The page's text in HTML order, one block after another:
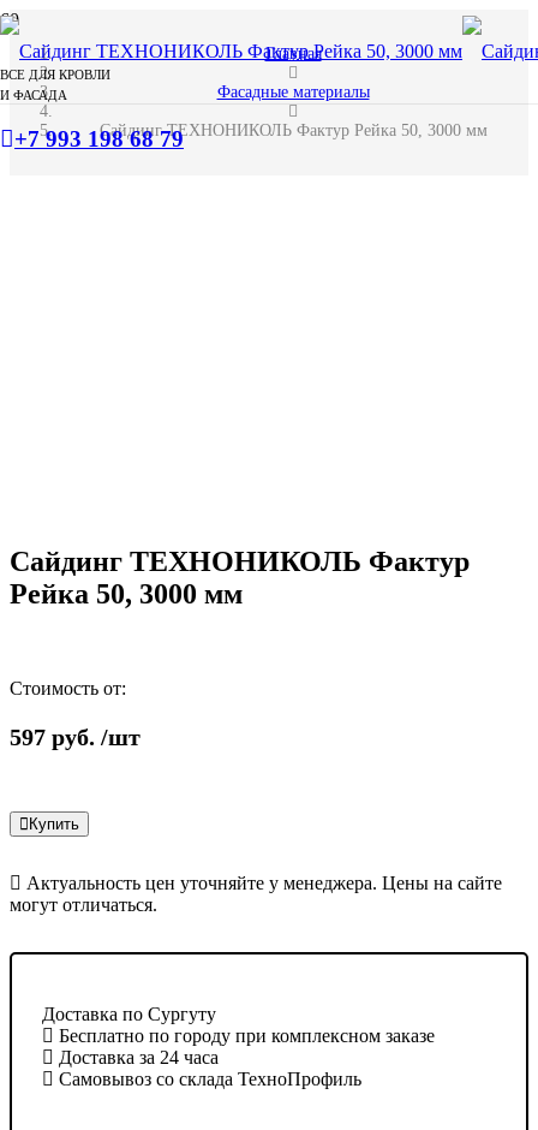
ВСЕ ДЛЯ КРОВЛИ
И ФАСАДА
+7 993 198 68 79
Главная
Фасадные материалы
Сайдинг ТЕХНОНИКОЛЬ Фактур Рейка 50, 3000 мм
Сайдинг ТЕХНОНИКОЛЬ Фактур
Рейка 50, 3000 мм
Стоимость от:
597 руб. /шт
Купить
Актуальность цен уточняйте у менеджера. Цены на сайте
могут отличаться.
Доставка по Сургуту
Бесплатно по городу при комплексном заказе
Доставка за 24 часа
Самовывоз со склада ТехноПрофиль